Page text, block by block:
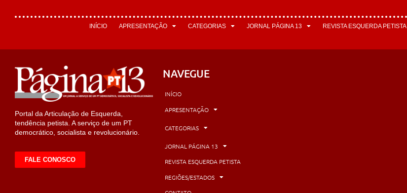
INÍCIO APRESENTAÇÃO CATEGORIAS JORNAL PÁGINA 13 REVISTA ESQUERDA PETISTA
Portal da Articulação de Esquerda,
tendência petista. A serviço de um PT
democrático, socialista e revolucionário.
FALE CONOSCO
NAVEGUE
INÍCIO
APRESENTAÇÃO
CATEGORIAS
JORNAL PÁGINA 13
REVISTA ESQUERDA PETISTA
REGIÕES/ESTADOS